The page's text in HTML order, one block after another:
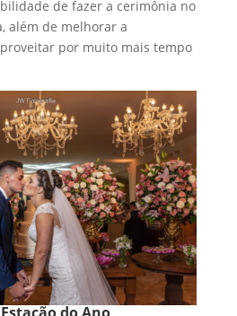
de fazer a cerimônia no
além de melhorar a
por muito mais tempo